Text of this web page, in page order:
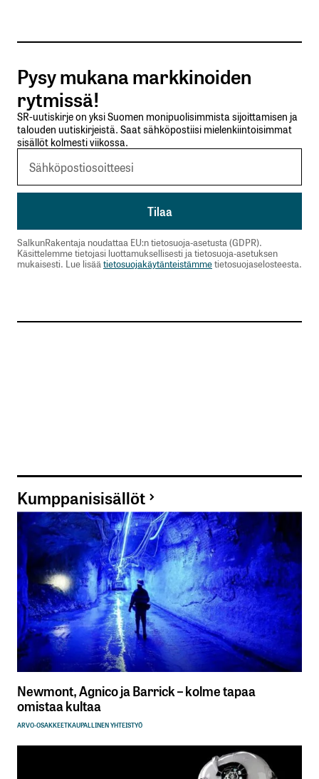
Tilaa SalkunRakentajan uutiskirje
Lähetä kommentti
Pysy mukana markkinoiden
rytmissä!
SR-uutiskirje on yksi Suomen monipuolisimmista sijoittamisen ja
talouden uutiskirjeistä. Saat sähköpostiisi mielenkiintoisimmat
sisällöt kolmesti viikossa.
SalkunRakentaja noudattaa EU:n tietosuoja-asetusta (GDPR).
Käsittelemme tietojasi luottamuksellisesti ja tietosuoja-asetuksen
mukaisesti. Lue lisäätietosuojakäytänteistämmetietosuojaselosteesta.
Kumppanisisällöt
Newmont, Agnico ja Barrick – kolme tapaa
omistaa kultaa
ARVO-OSAKKEETKAUPALLINEN YHTEISTYÖ